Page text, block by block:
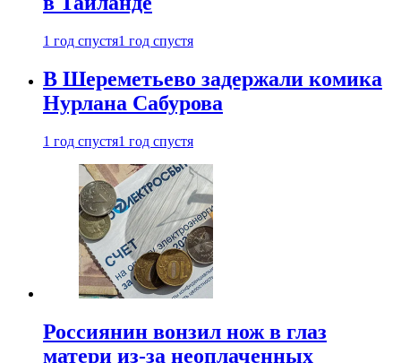
1 год спустя1 год спустя
В Шереметьево задержали комика
Нурлана Сабурова
1 год спустя1 год спустя
Россиянин вонзил нож в глаз
матери из-за неоплаченных